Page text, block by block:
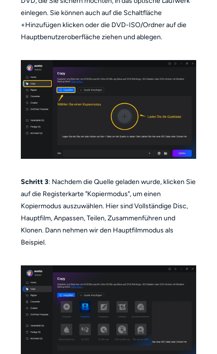
einlegen. Sie können auch auf die Schaltfläche
+Hinzufügen klicken oder die DVD-ISO/Ordner auf die
Hauptbenutzeroberfläche ziehen und ablegen.
Schritt 3: Nachdem die Quelle geladen wurde, klicken Sie
auf die Registerkarte "Kopiermodus", um einen
Kopiermodus auszuwählen. Hier sind Vollständige Disc,
Hauptfilm, Anpassen, Teilen, Zusammenführen und
Klonen. Dann nehmen wir den Hauptfilmmodus als
Beispiel.